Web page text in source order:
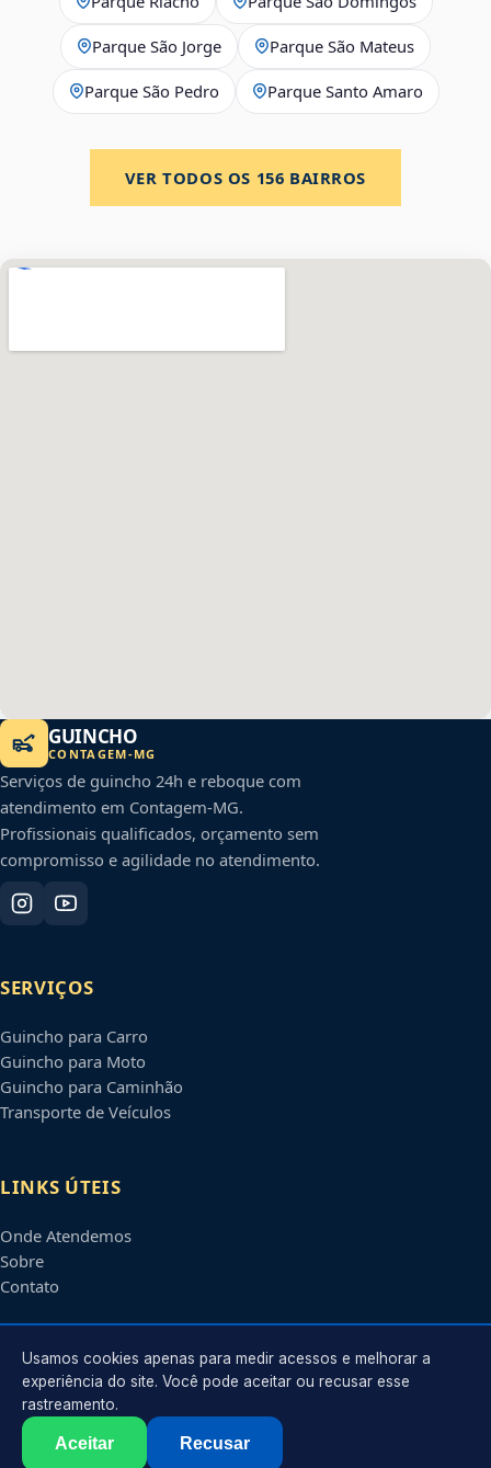
Parque São Jorge Parque São Mateus
Parque São Pedro Parque Santo Amaro
VER TODOS OS 156 BAIRROS
GUINCHO
CONTAGEM-MG
Serviços de guincho 24h e reboque com
atendimento em Contagem-MG.
Profissionais qualificados, orçamento sem
compromisso e agilidade no atendimento.
SERVIÇOS
Guincho para Carro
Guincho para Moto
Guincho para Caminhão
Transporte de Veículos
LINKS ÚTEIS
Onde Atendemos
Sobre
Contato
CONTATO
Atendimento em
contato@guinchoscontagem.com.br
2026 Contagem . Todos os direitos reservados.
Usamos cookies apenas para medir acessos e melhorar a
experiência do site. Você pode aceitar ou recusar esse
rastreamento.
Aceitar Recusar